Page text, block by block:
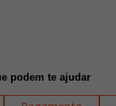
podem te ajudar